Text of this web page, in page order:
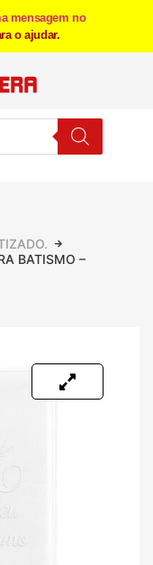
mensagem no
o ajudar.
BATISMO –